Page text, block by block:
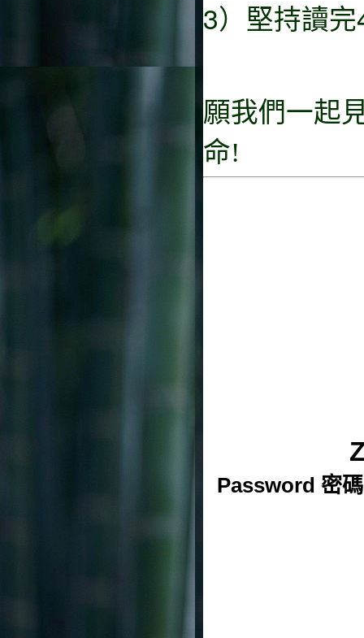
3）堅持讀
願我們一起
命!
Password 密